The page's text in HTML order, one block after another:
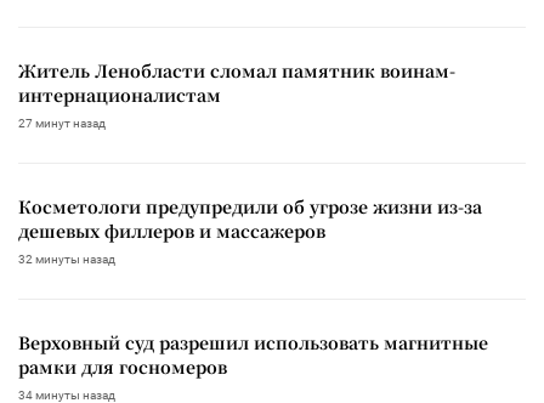
Житель Ленобласти сломал памятник воинам-
интернационалистам
27 минут назад
Косметологи предупредили об угрозе жизни из-за
дешевых филлеров и массажеров
32 минуты назад
Верховный суд разрешил использовать магнитные
рамки для госномеров
34 минуты назад